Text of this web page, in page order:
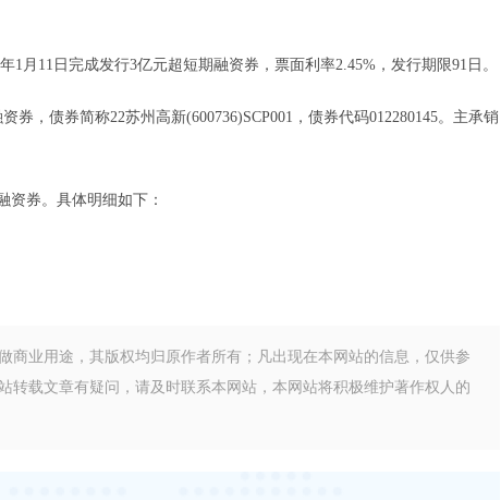
11日完成发行3亿元超短期融资券，票面利率2.45%，发行期限91日。
，债券简称22苏州高新(600736)SCP001，债券代码012280145。主承销
券。具体明细如下：
商业用途，其版权均归原作者所有；凡出现在本网站的信息，仅供参
转载文章有疑问，请及时联系本网站，本网站将积极维护著作权人的